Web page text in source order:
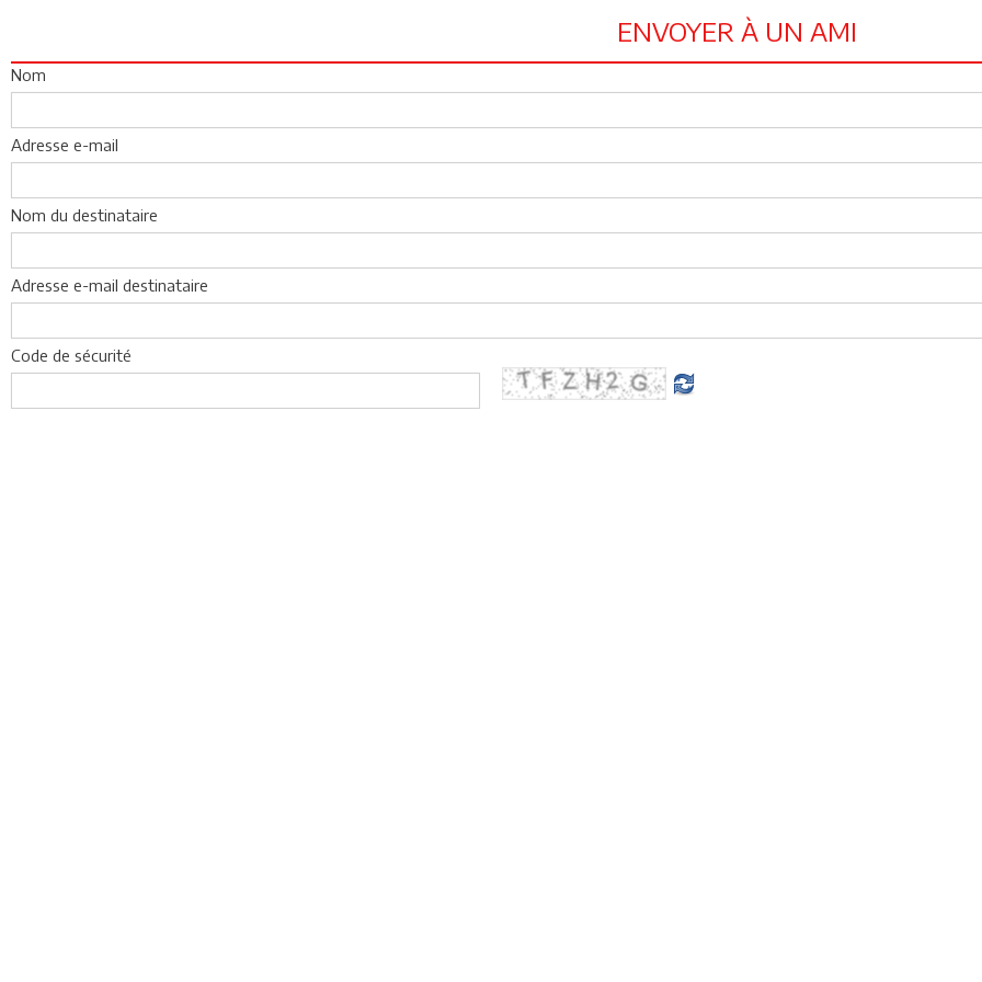
ENVOYER À UN AMI
Nom
Adresse e-mail
Nom du destinataire
Adresse e-mail destinataire
Code de sécurité